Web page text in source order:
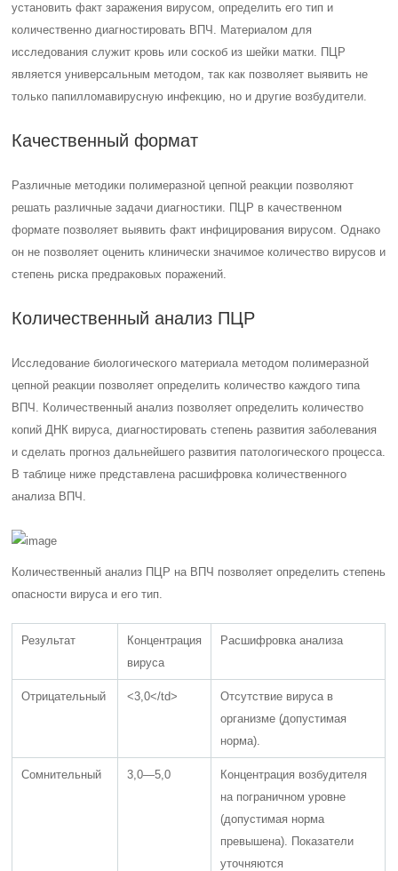
установить факт заражения вирусом, определить его тип и
количественно диагностировать ВПЧ. Материалом для
исследования служит кровь или соскоб из шейки матки. ПЦР
является универсальным методом, так как позволяет выявить не
только папилломавирусную инфекцию, но и другие возбудители.
Качественный формат
Различные методики полимеразной цепной реакции позволяют
решать различные задачи диагностики. ПЦР в качественном
формате позволяет выявить факт инфицирования вирусом. Однако
он не позволяет оценить клинически значимое количество вирусов и
степень риска предраковых поражений.
Количественный анализ ПЦР
Исследование биологического материала методом полимеразной
цепной реакции позволяет определить количество каждого типа
ВПЧ. Количественный анализ позволяет определить количество
копий ДНК вируса, диагностировать степень развития заболевания
и сделать прогноз дальнейшего развития патологического процесса.
В таблице ниже представлена расшифровка количественного
анализа ВПЧ.
Количественный анализ ПЦР на ВПЧ позволяет определить степень
опасности вируса и его тип.
Результат
Концентрация
вируса
Расшифровка анализа
Отрицательный <3,0</td>
Отсутствие вируса в
организме (допустимая
норма).
Сомнительный 3,0—5,0
Концентрация возбудителя
на пограничном уровне
(допустимая норма
превышена). Показатели
уточняются